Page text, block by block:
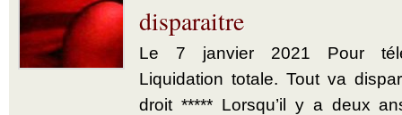
disparaitre
Le 7 janvier 2021 Pour
Liquidation totale. Tout va
droit ***** Lorsqu’il y a deux